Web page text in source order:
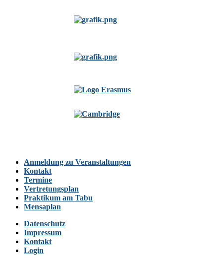
Anmeldung zu Veranstaltungen
Kontakt
Termine
Vertretungsplan
Praktikum am Tabu
Mensaplan
Datenschutz
Impressum
Kontakt
Login